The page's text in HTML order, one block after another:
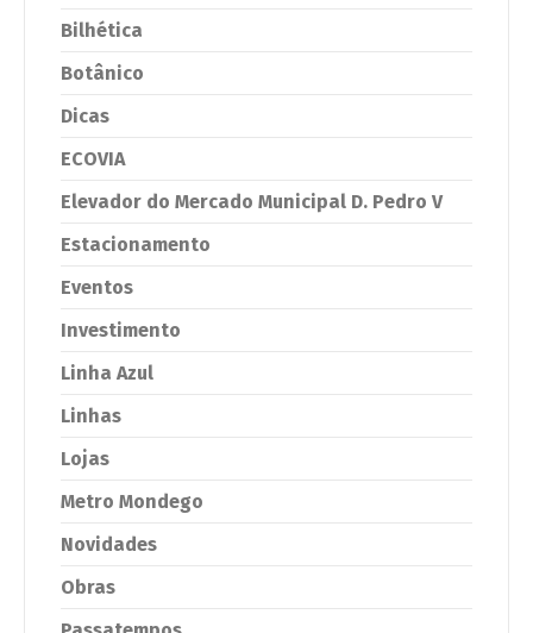
Bilhética
Botânico
Dicas
ECOVIA
Elevador do Mercado Municipal D. Pedro V
Estacionamento
Eventos
Investimento
Linha Azul
Linhas
Lojas
Metro Mondego
Novidades
Obras